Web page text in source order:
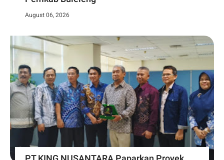
August 06, 2026